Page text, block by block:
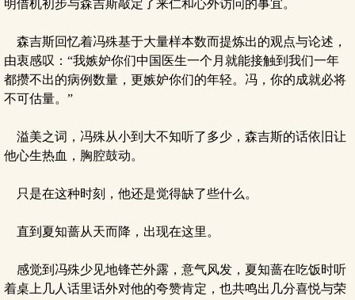
明借机初步与森吉斯敲定了来仁和心外访问的事宜。
森吉斯回忆着冯殊基于大量样本数而提炼出的观点与论述，
由衷感叹：“我嫉妒你们中国医生一个月就能接触到我们一年
都攒不出的病例数量，更嫉妒你们的年轻。冯，你的成就必将
不可估量。”
溢美之词，冯殊从小到大不知听了多少，森吉斯的话依旧让
他心生热血，胸腔鼓动。
只是在这种时刻，他还是觉得缺了些什么。
直到夏知蔷从天而降，出现在这里。
感觉到冯殊少见地锋芒外露，意气风发，夏知蔷在吃饭时听
着桌上几人话里话外对他的夸赞肯定，也共鸣出几分喜悦与荣